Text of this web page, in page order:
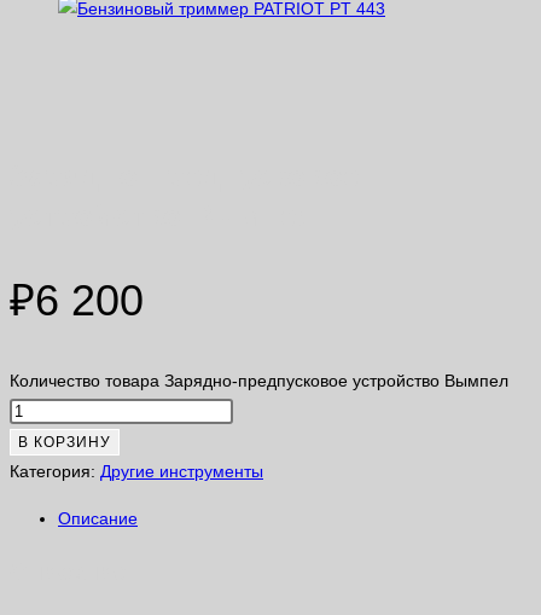
₽6 200
Количество товара Зарядно-предпусковое устройство Вымпел
В КОРЗИНУ
Категория: Другие инструменты
Описание